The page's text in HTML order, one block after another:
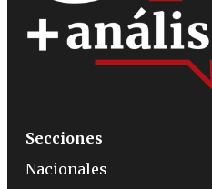
Secciones
Nacionales